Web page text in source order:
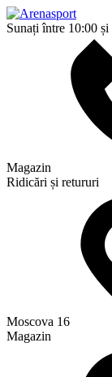
Sunați între 10:00 și
Magazin
Ridicări și retururi
Moscova 16
Magazin